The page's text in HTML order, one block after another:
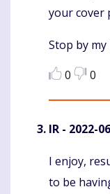
your cover
Stop by my
0
0
IR - 2022-
Komentaras
I enjoy,
to be